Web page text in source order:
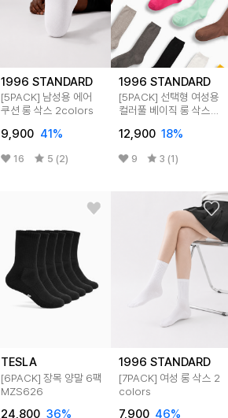
1996 STANDARD
[5PACK] 남성용 에어
쿠션 롱 삭스 2colors
9,900 41%
16 5 (2)
1996 STANDARD
[5PACK] 선택형 여성용
컬러풀 베이직 롱 삭스
12,900 18%
9 3 (1)
TESLA
[6PACK] 장목 양말 6팩
MZS626
24,800 36%
1996 STANDARD
[7PACK] 여성 롱 삭스 2
colors
7,900 46%